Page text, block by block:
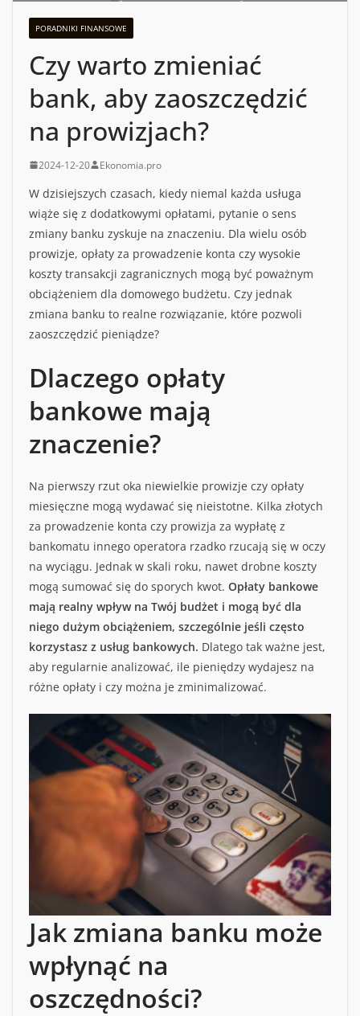
PORADNIKI FINANSOWE
Czy warto zmieniać
bank, aby zaoszczędzić
na prowizjach?
2024-12-20 Ekonomia.pro
W dzisiejszych czasach, kiedy niemal każda usługa
wiąże się z dodatkowymi opłatami, pytanie o sens
zmiany banku zyskuje na znaczeniu. Dla wielu osób
prowizje, opłaty za prowadzenie konta czy wysokie
koszty transakcji zagranicznych mogą być poważnym
obciążeniem dla domowego budżetu. Czy jednak
zmiana banku to realne rozwiązanie, które pozwoli
zaoszczędzić pieniądze?
Dlaczego opłaty
bankowe mają
znaczenie?
Na pierwszy rzut oka niewielkie prowizje czy opłaty
miesięczne mogą wydawać się nieistotne. Kilka złotych
za prowadzenie konta czy prowizja za wypłatę z
bankomatu innego operatora rzadko rzucają się w oczy
na wyciągu. Jednak w skali roku, nawet drobne koszty
mogą sumować się do sporych kwot. Opłaty bankowe
mają realny wpływ na Twój budżet i mogą być dla
niego dużym obciążeniem, szczególnie jeśli często
korzystasz z usług bankowych. Dlatego tak ważne jest,
aby regularnie analizować, ile pieniędzy wydajesz na
różne opłaty i czy można je zminimalizować.
Jak zmiana banku może
wpłynąć na
oszczędności?